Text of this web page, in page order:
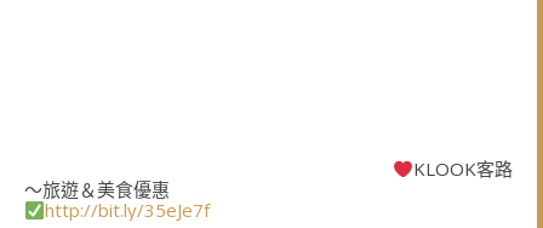
KLOOK客路
～旅遊＆美食優惠
http://bit.ly/35eJe7f